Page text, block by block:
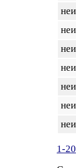
1-20